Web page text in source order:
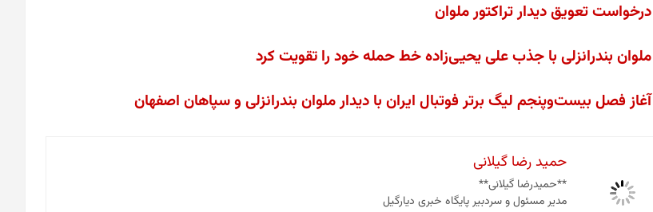
درخواست تعویق دیدار تراکتور ملوان
ملوان بندرانزلی با جذب علی یحیی‌زاده خط حمله خود را تقویت کرد
آغاز فصل بیست‌وپنجم لیگ برتر فوتبال ایران با دیدار ملوان بندرانزلی و سپاهان اصفهان
حمید رضا گیلانی
**حمیدرضا گیلانی**
مدیر مسئول و سردبیر پایگاه خبری دیارگیل